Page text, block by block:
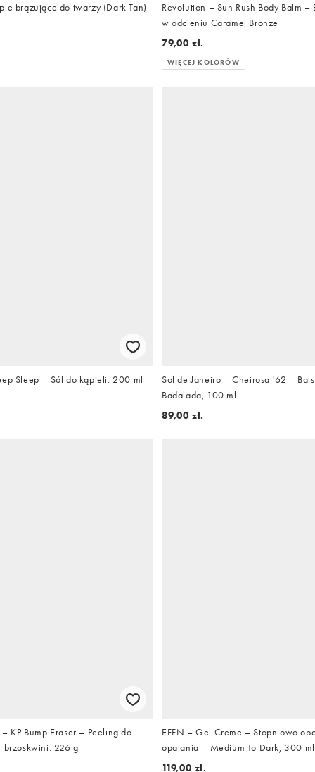
brązujące do twarzy (Dark Tan)
Revolution – Sun Rush Body Balm –
w odcieniu Caramel Bronze
79,00 zł.
WIĘCEJ KOLORÓW
Sleep – Sól do kąpieli: 200 ml
Sol de Janeiro – Cheirosa '62 –
Badalada, 100 ml
89,00 zł.
KP Bump Eraser – Peeling do
brzoskwini: 226 g
EFFN – Gel Creme – Stopniowo
opalania – Medium To Dark, 300 ml
119,00 zł.